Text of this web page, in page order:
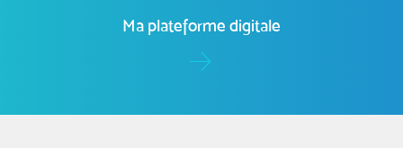
Facture électronique